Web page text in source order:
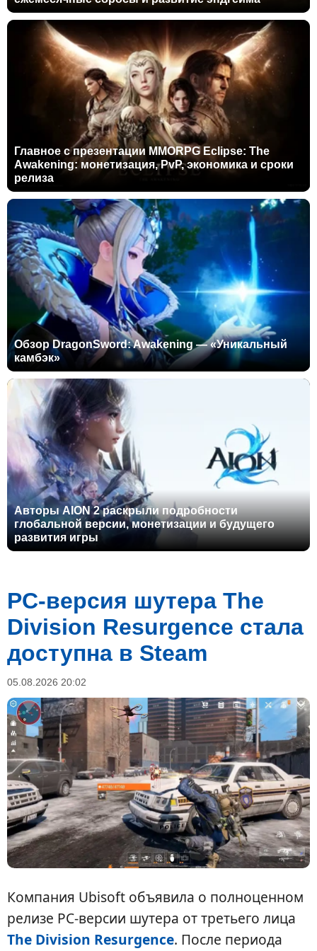
Главное с презентации MMORPG Eclipse: The
Awakening: монетизация, PvP, экономика и сроки
релиза
Обзор DragonSword: Awakening — «Уникальный
камбэк»
Авторы AION 2 раскрыли подробности
глобальной версии, монетизации и будущего
развития игры
PC-версия шутера The
Division Resurgence стала
доступна в Steam
05.08.2026 20:02
Компания Ubisoft объявила о полноценном
релизе PC-версии шутера от третьего лица
The Division Resurgence. После периода